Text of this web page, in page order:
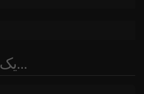
یک دامنه انتخاب کنید...